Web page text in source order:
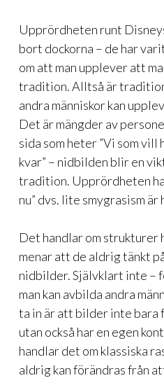
Upprördheten runt
bort dockorna – de har
om att man upplever att
tradition. Alltså är
andra människor kan
Det är mängder av
sida som heter ”Vi som vill
kvar” – nidbilden blir en
tradition. Upprördheten
nu” dvs. lite smygrasism är
Det handlar om strukturer
menar att de aldrig tänkt
nidbilder. Självklart inte –
man kan avbilda andra
ta in är att bilder inte bara
utan också har en egen
handlar det om klassiska
aldrig kan förändras från